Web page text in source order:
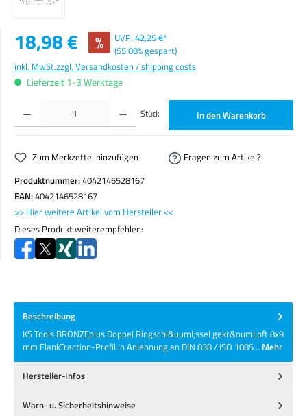
Verkaufspreis:
18,98 € % UVP: 42,25 €*
(55.08% gespart)
inkl. MwSt.zzgl. Versandkosten / shipping costs
Lieferzeit 1-3 Werktage
Produkt Anzahl: Gib den gewünschten Wert ein oder benutze die Schaltflächen um die Anzahl zu
Stück In den Warenkorb
Zum Merkzettel hinzufügen
Fragen zum Artikel?
Produktnummer:4042146528167
EAN:4042146528167
>> Hier weitere Artikel vom Hersteller <<
Dieses Produkt weiterempfehlen:
Beschreibung
KS Tools BRONZEplus Doppel Ringschl&uuml;ssel gekr&ouml;pft 8x9
mm FlankTraction-Profil in Anlehnung an DIN 838 / ISO 1085… Mehr
Hersteller-Infos
Warn- u. Sicherheitshinweise